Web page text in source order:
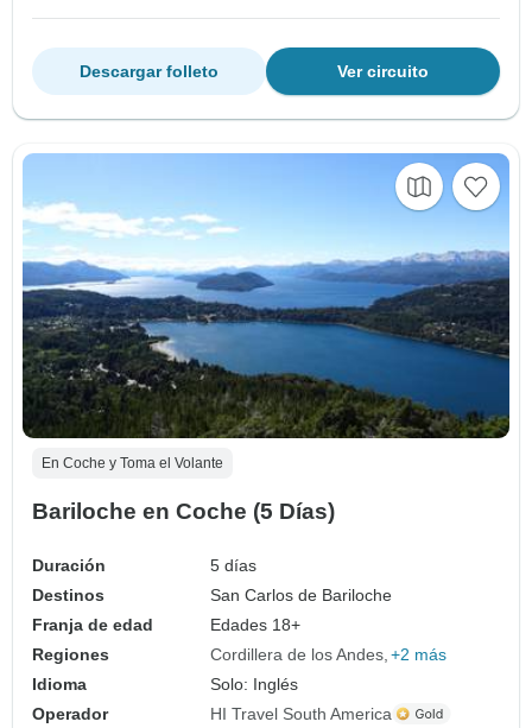
Ver circuito
Descargar folleto
En Coche y Toma el Volante
Bariloche en Coche (5 Días)
Duración
5 días
Destinos
San Carlos de Bariloche
Franja de edad
Edades 18+
Regiones
Cordillera de los Andes +2 más
Idioma
Solo: Inglés
Operador
HI Travel South America